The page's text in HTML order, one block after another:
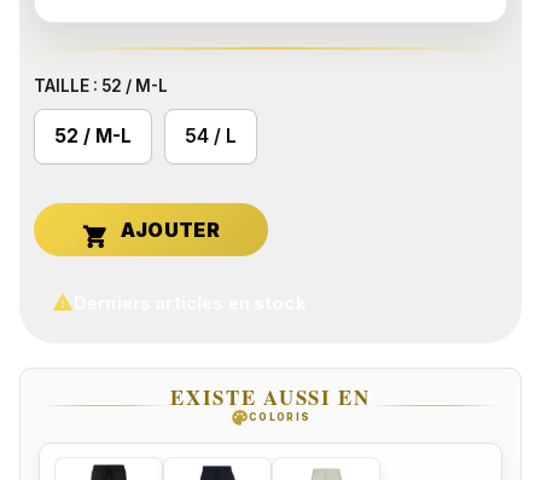
TAILLE : 52 / M-L
52 / M-L 54 / L


EXISTE AUSSI EN
paletteCOLORIS